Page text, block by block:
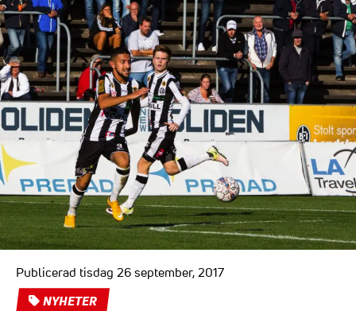
Publicerad tisdag 26 september, 2017
NYHETER